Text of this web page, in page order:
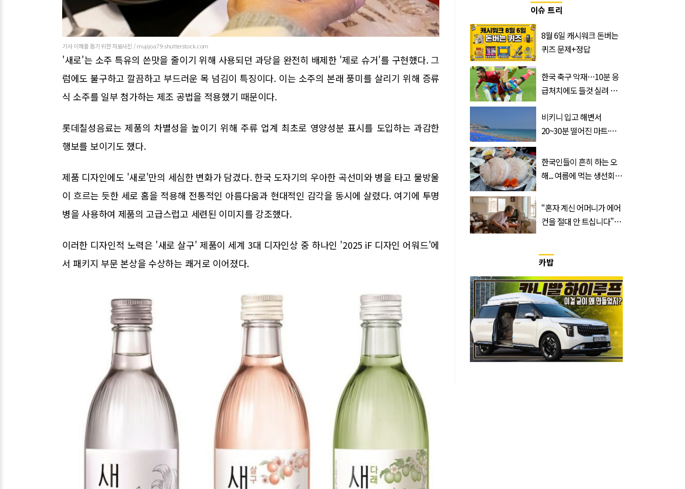
기사 이해를 돕기 위한 자료사진 / mujijoa79-shutterstock.com
'새로'는 소주 특유의 쓴맛을 줄이기 위해 사용되던 과당을 완전히 배제한 '제로 슈거'를 구현했다. 그
럼에도 불구하고 깔끔하고 부드러운 목 넘김이 특징이다. 이는 소주의 본래 풍미를 살리기 위해 증류
식 소주를 일부 첨가하는 제조 공법을 적용했기 때문이다.
롯데칠성음료는 제품의 차별성을 높이기 위해 주류 업계 최초로 영양성분 표시를 도입하는 과감한
행보를 보이기도 했다.
제품 디자인에도 '새로'만의 세심한 변화가 담겼다. 한국 도자기의 우아한 곡선미와 병을 타고 물방울
이 흐르는 듯한 세로 홈을 적용해 전통적인 아름다움과 현대적인 감각을 동시에 살렸다. 여기에 투명
병을 사용하여 제품의 고급스럽고 세련된 이미지를 강조했다.
이러한 디자인적 노력은 '새로 살구' 제품이 세계 3대 디자인상 중 하나인 '2025 iF 디자인 어워드'에
서 패키지 부문 본상을 수상하는 쾌거로 이어졌다.
이슈 트리
8월 6일 캐시워크 돈버는
퀴즈 문제+정답
한국 축구 악재…10분 응
급처치에도 들것 실려 이
비키니 입고 해변서
20~30분 떨어진 마트·주
속출, 반응 폭발
한국인들이 흔히 하는 오
해... 여름에 먹는 생선회가
“혼자 계신 어머니가 에어
컨을 절대 안 트십니다”…
카밥